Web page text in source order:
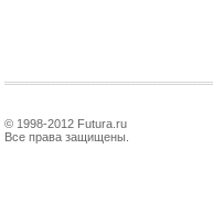
© 1998-2012 Futura.ru
Все права защищены.